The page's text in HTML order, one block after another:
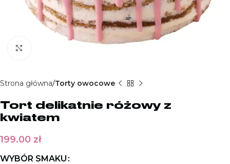
Strona główna Torty owocowe
Tort delikatnie różowy z
kwiatem
199.00 zł
WYBÓR SMAKU